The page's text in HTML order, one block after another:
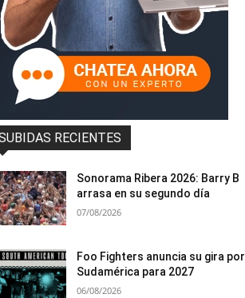
RECIENTES
Sonorama Ribera 2026: Barry B
arrasa en su segundo día
07/08/2026
Foo Fighters anuncia su gira por
Sudamérica para 2027
06/08/2026